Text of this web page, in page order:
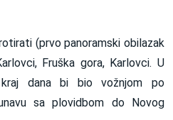
(prvo panoramski obilazak
Fruška gora, Karlovci. U
dana bi bio vožnjom po
sa plovidbom do Novog